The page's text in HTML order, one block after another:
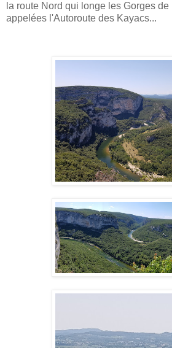
la route Nord qui longe les Gorges
appelées l'Autoroute des Kayacs...